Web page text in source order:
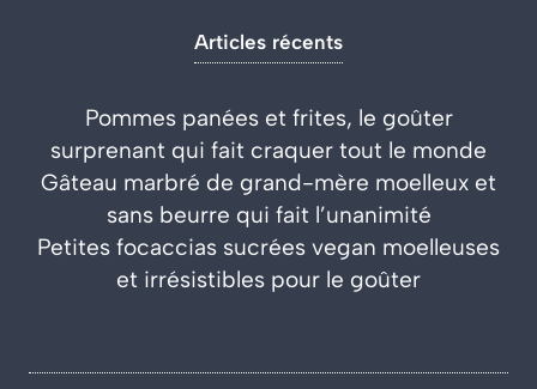
Articles récents
Pommes panées et frites, le goûter
surprenant qui fait craquer tout le monde
Gâteau marbré de grand-mère moelleux et
sans beurre qui fait l’unanimité
Petites focaccias sucrées vegan moelleuses
et irrésistibles pour le goûter